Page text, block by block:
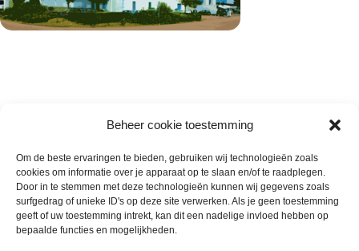
Beheer cookie toestemming
Om de beste ervaringen te bieden, gebruiken wij technologieën zoals
cookies om informatie over je apparaat op te slaan en/of te raadplegen.
Door in te stemmen met deze technologieën kunnen wij gegevens zoals
surfgedrag of unieke ID's op deze site verwerken. Als je geen toestemming
geeft of uw toestemming intrekt, kan dit een nadelige invloed hebben op
bepaalde functies en mogelijkheden.
Wie zijn wij
Contact met onze inkoop
Klantenservice